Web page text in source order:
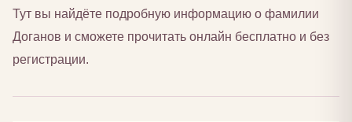
Тут вы найдёте подробную информацию о фамилии
Доганов и сможете прочитать онлайн бесплатно и без
регистрации.